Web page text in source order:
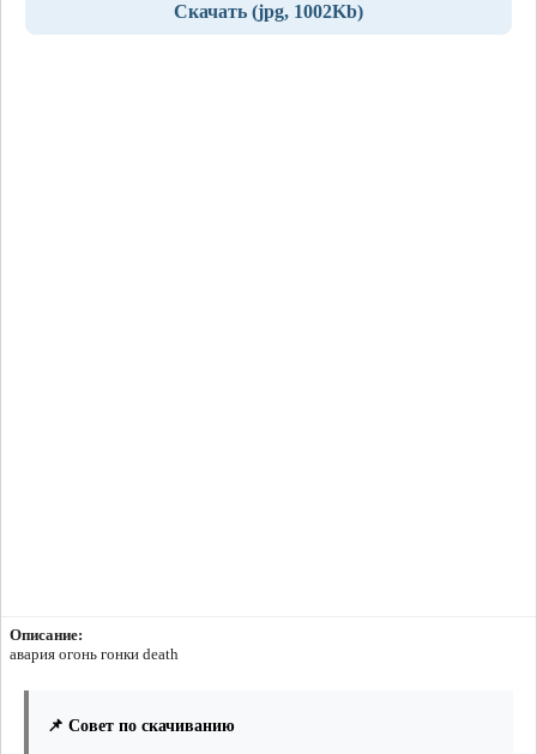
Скачать (jpg, 1002Kb)
Описание:
авария огонь гонки death
📌 Совет по скачиванию